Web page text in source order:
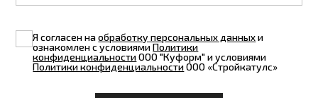
Я согласен наобработку персональных данныхи
ознакомлен с условиямиПолитики
конфиденциальностиООО "Куформ" и условиями
Политики конфиденциальностиООО «Стройкатулс»